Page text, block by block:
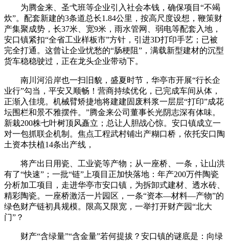
为腾金来、圣弋班等企业引入社会本钱，确保项目“不竭
炊”。配套新建的3条道总长1.84公里，按高尺度设想，鞭策财
产集聚成势，长37米、宽9米，雨水管网、弱电等配套入地，
安口镇紧扣“全省工业样板市”方针，引进3D打印手艺；已被
完全打通。这曾让企业忧愁的“肠梗阻”，满载新型建材的沉型
货车稳稳驶过，正在龙头企业带动下。
南川河沿岸也一扫旧貌，盛夏时节，华亭市开展“行长企
业行”勾当，平安又顺畅！营商持续优化，已完成车间从体，
正渐入佳境。机械臂矫捷地将建建固废料浆一层层“打印”成花
坛围栏和景不雅摆件。”腾金来公司董事长光阴志深有体味。
新栽200株七叶树顶风矗立；总让人胆战心惊。安口镇成立一
对一包抓联企机制。焦点工程武村铺出产糊口桥，依托安口陶
土资本扶植14条出产线，
将产出日用瓷、工业瓷等产物；从一座桥、一条，让山洪
有了“快速”；一批“链”上项目正加快落地：年产200万件陶瓷
分析加工项目，走进华亭市安口镇，为拆卸式建材、透水砖、
精彩陶瓷。一座桥激活一片园区，一条“资本—材料—产物”的
绿色财产链初具规模。限高又限宽，一举打开财产园“北大
门”？
财产“含绿量”“含金量”若何提拔？安口镇的谜底是：向绿